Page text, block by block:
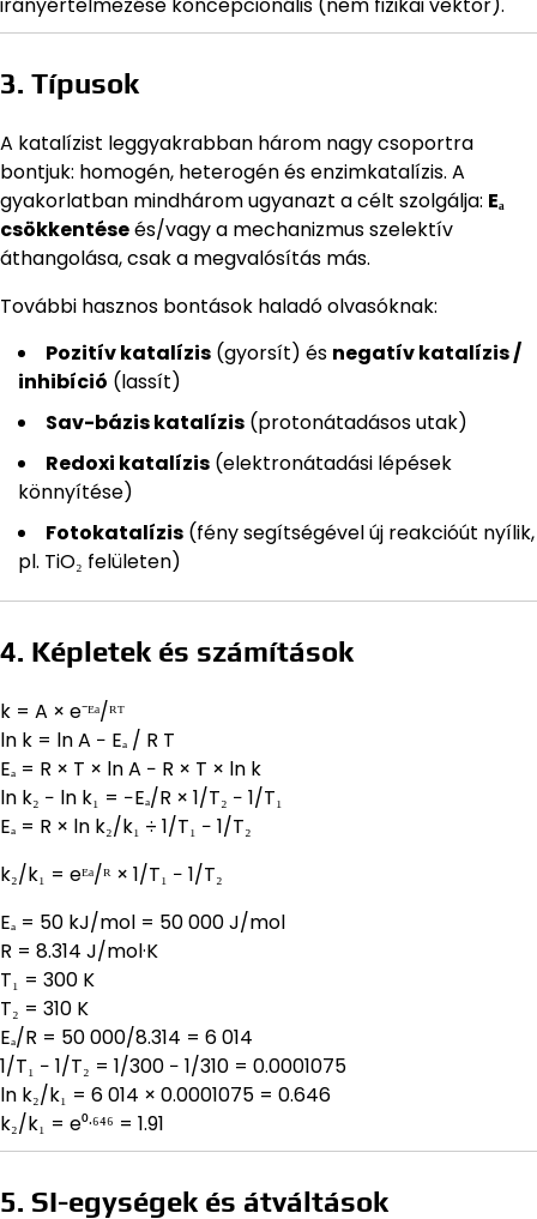
3. Típusok
A katalízist leggyakrabban három nagy csoportra
bontjuk: homogén, heterogén és enzimkatalízis. A
gyakorlatban mindhárom ugyanazt a célt szolgálja: Eₐ
csökkentéseés/vagy a mechanizmus szelektív
áthangolása, csak a megvalósítás más.
További hasznos bontások haladó olvasóknak:
Pozitív katalízis (gyorsít) és negatív katalízis /
inhibíció (lassít)
Sav-bázis katalízis (protonátadásos utak)
Redoxi katalízis (elektronátadási lépések
könnyítése)
Fotokatalízis (fény segítségével új reakcióút nyílik,
pl. TiO₂ felületen)
4. Képletek és számítások
k = A × e⁻ᴱᵃ/ᴿᵀ
ln k = ln A − Eₐ / R T
Eₐ = R × T × ln A − R × T × ln k
ln k₂ − ln k₁ = −Eₐ/R × 1/T₂ − 1/T₁
Eₐ = R × ln k₂/k₁ ÷ 1/T₁ − 1/T₂
k₂/k₁ = eᴱᵃ/ᴿ × 1/T₁ − 1/T₂
Eₐ = 50 kJ/mol = 50 000 J/mol
R = 8.314 J/mol·K
T₁ = 300 K
T₂ = 310 K
Eₐ/R = 50 000/8.314 = 6 014
1/T₁ − 1/T₂ = 1/300 − 1/310 = 0.0001075
ln k₂/k₁ = 6 014 × 0.0001075 = 0.646
k₂/k₁ = e⁰·⁶⁴⁶ = 1.91
5. SI-egységek és átváltások